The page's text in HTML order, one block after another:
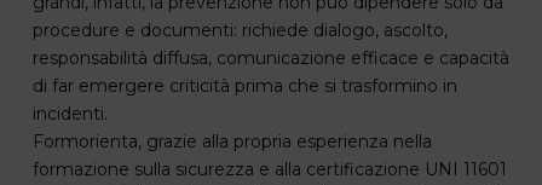
procedure e documenti: richiede dialogo, ascolto,
responsabilità diffusa, comunicazione efficace e capacità
di far emergere criticità prima che si trasformino in
incidenti.
Formorienta, grazie alla propria esperienza nella
formazione sulla sicurezza e alla certificazione UNI 11601